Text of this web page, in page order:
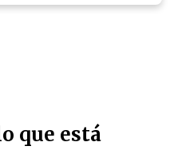
que está